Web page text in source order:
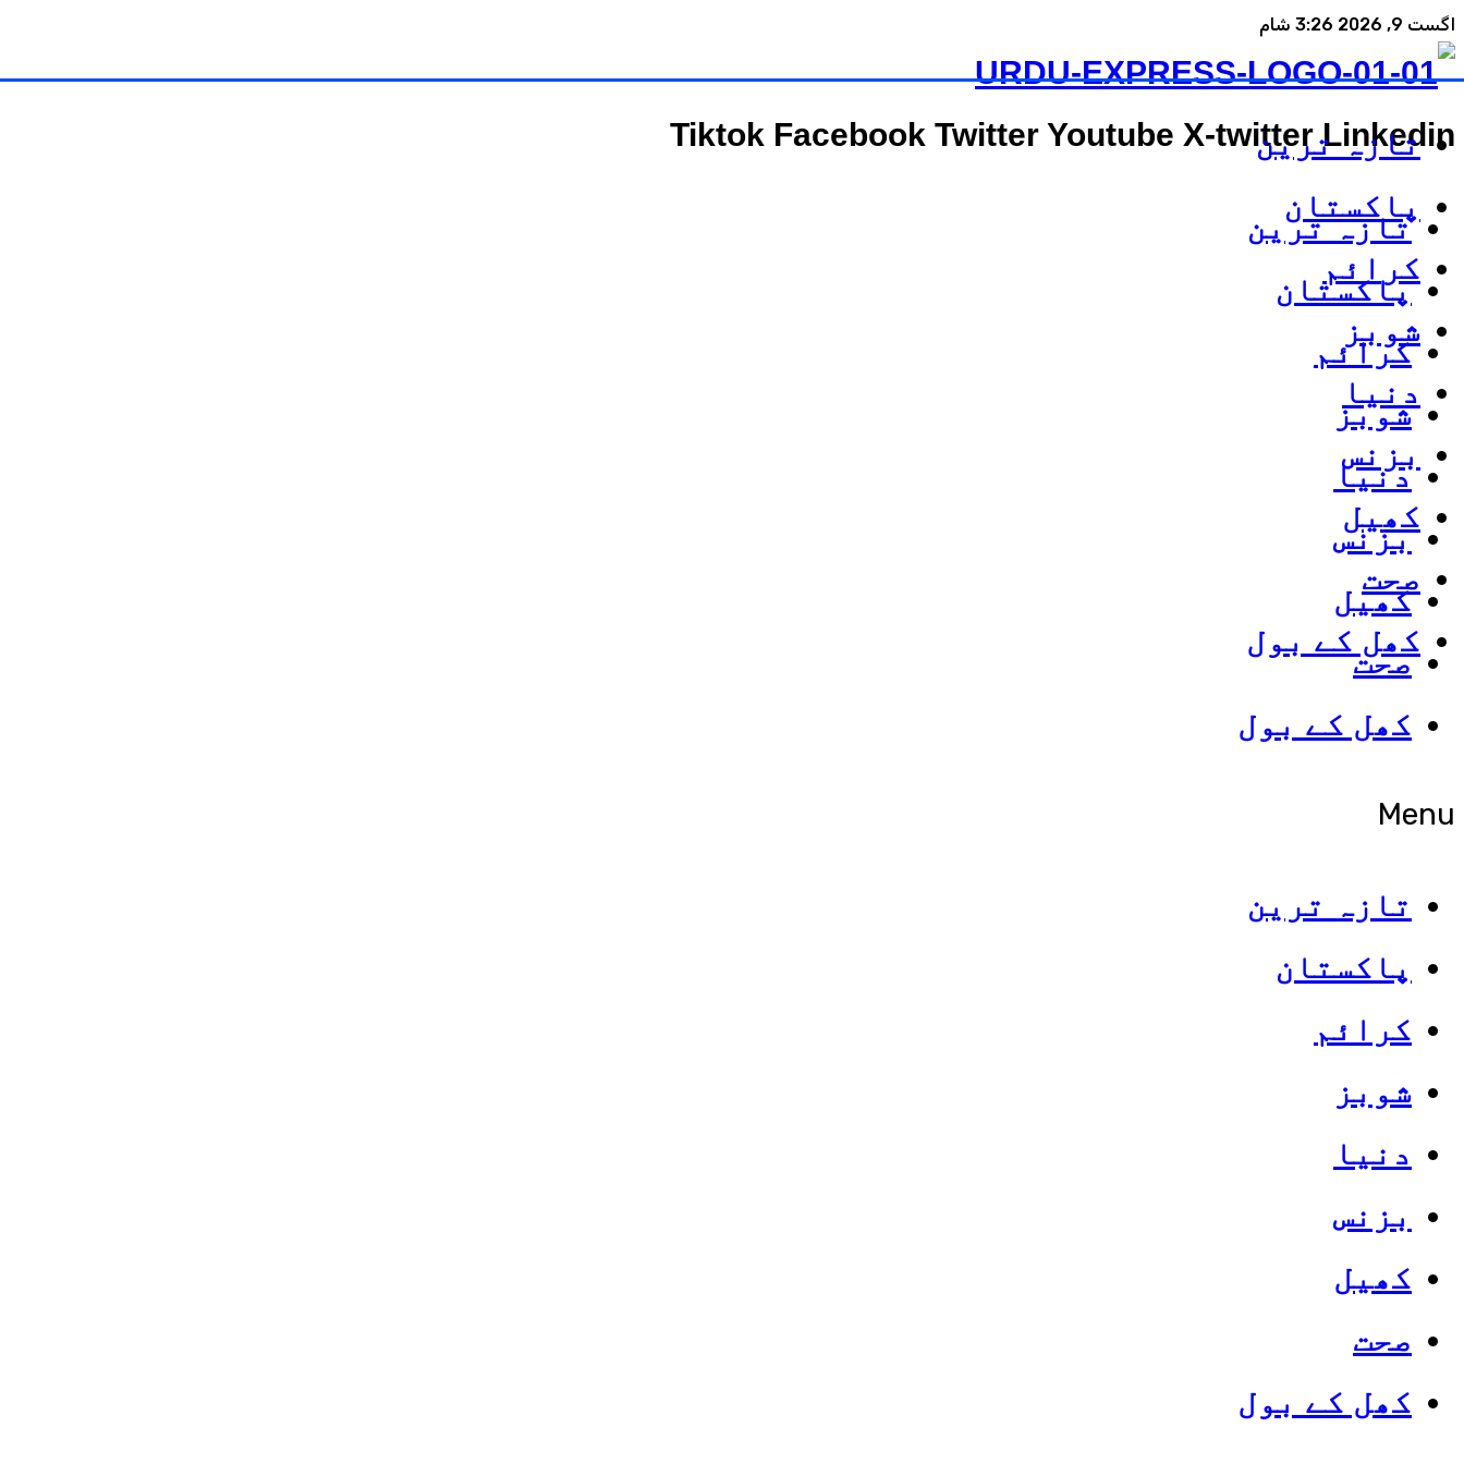
اگست 9, 2026 3:26 شام
Tiktok Facebook Twitter Youtube X-twitter Linkedin
تازہ ترین
پاکستان
کرائم
شوبز
دنیا
بزنس
کھیل
صحت
کھل کے بول
Menu
تازہ ترین
پاکستان
کرائم
شوبز
دنیا
بزنس
کھیل
صحت
کھل کے بول
تازہ ترین
پاکستان
کرائم
شوبز
دنیا
بزنس
کھیل
صحت
کھل کے بول